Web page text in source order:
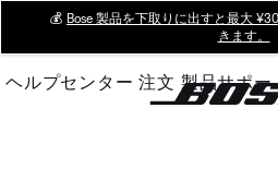
Main
💰 Bose 製品を下取りに出すと最大
きます。
ヘルプセンター 注文 製品サポー